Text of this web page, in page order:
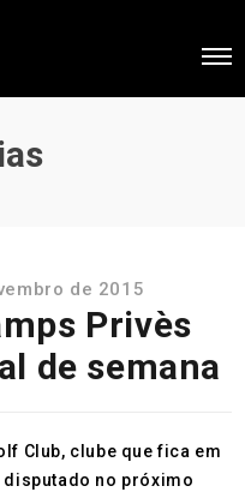
de 2015
Privès
de semana
Club, clube que fica em
disputado no próximo